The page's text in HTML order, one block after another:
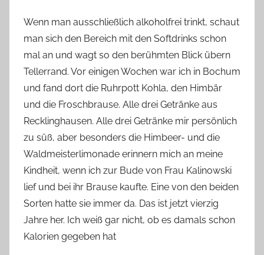
Wenn man ausschließlich alkoholfrei trinkt, schaut
man sich den Bereich mit den Softdrinks schon
mal an und wagt so den berühmten Blick übern
Tellerrand. Vor einigen Wochen war ich in Bochum
und fand dort die Ruhrpott Kohla, den Himbär
und die Froschbrause. Alle drei Getränke aus
Recklinghausen. Alle drei Getränke mir persönlich
zu süß, aber besonders die Himbeer- und die
Waldmeisterlimonade erinnern mich an meine
Kindheit, wenn ich zur Bude von Frau Kalinowski
lief und bei ihr Brause kaufte. Eine von den beiden
Sorten hatte sie immer da. Das ist jetzt vierzig
Jahre her. Ich weiß gar nicht, ob es damals schon
Kalorien gegeben hat